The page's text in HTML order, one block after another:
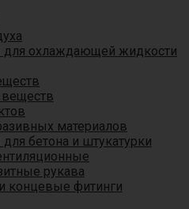
для охлаждающей жидкости
материалов
бетона и штукатурки
рукава
концевые фитинги